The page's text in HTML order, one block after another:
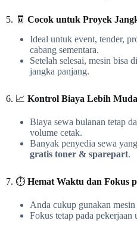
5. 🧾 Cocok untuk Proyek
Ideal untuk event, tender,
cabang sementara.
Setelah selesai, mesin bisa
jangka panjang.
6. 📈 Kontrol Biaya Lebih
Biaya sewa bulanan tetap
volume cetak.
Banyak penyedia sewa
gratis toner & sparepart.
7. ⏱️ Hemat Waktu dan Fokus
Anda cukup gunakan
Fokus tetap pada pekerjaan